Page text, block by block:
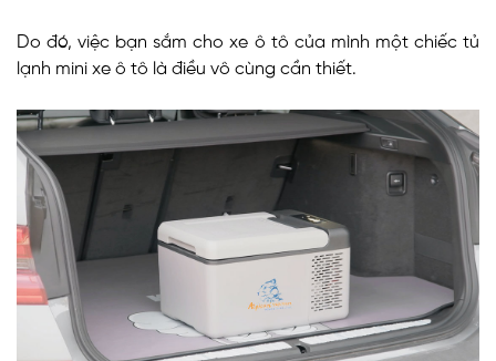
Do đó, việc bạn sắm cho xe ô tô của mình một chiếc tủ
lạnh mini xe ô tô là điều vô cùng cần thiết.